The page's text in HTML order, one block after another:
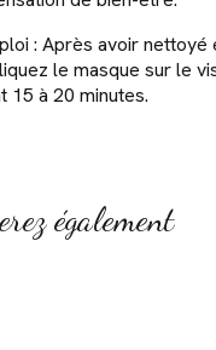
: Après avoir nettoyé
le masque sur le
15 à 20 minutes.
également